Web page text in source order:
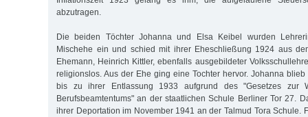
abzutragen.
Die beiden Töchter Johanna und Elsa Keibel wurden
Mischehe ein und schied mit ihrer Eheschließung 1924 aus
Ehemann, Heinrich Kittler, ebenfalls ausgebildeter
religionslos. Aus der Ehe ging eine Tochter hervor. Johanna
bis zu ihrer Entlassung 1933 aufgrund des "Gesetzes zur
Berufsbeamtentums" an der staatlichen Schule Berliner Tor 27.
ihrer Deportation im November 1941 an der Talmud Tora Schule.